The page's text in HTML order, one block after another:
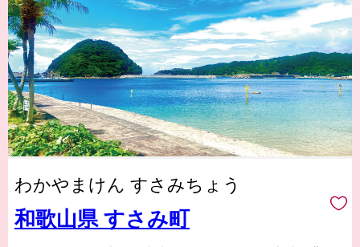
わかやまけん すさみちょう
和歌山県 すさみ町